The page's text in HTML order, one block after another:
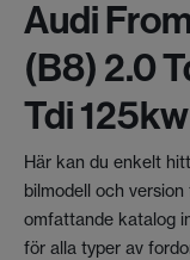
Audi
(b8) 2.0
Tdi
Här kan du enkelt
bilmodell och
omfattande katalog
för alla typer av